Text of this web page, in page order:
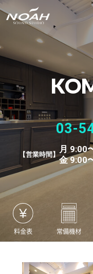
03-
営業時間
月 9:00
金 9:00
料金表 常備機材